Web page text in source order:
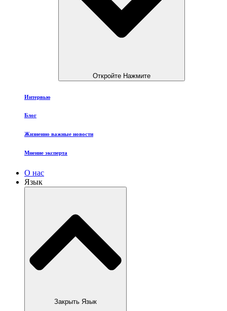
Откройте Нажмите
Интервью
Блог
Жизненно важные новости
Мнение эксперта
О нас
Язык
Закрыть Язык